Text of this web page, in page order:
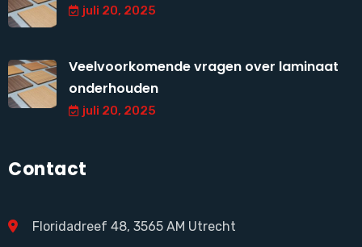
juli 20, 2025
Veelvoorkomende vragen over laminaat
onderhouden
juli 20, 2025
Contact
Floridadreef 48, 3565 AM Utrecht